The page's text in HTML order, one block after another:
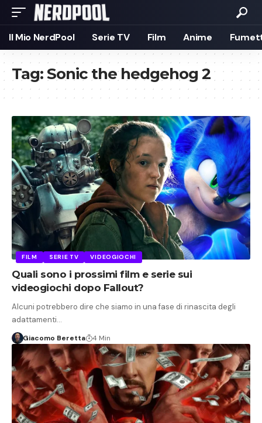
Il Mio NerdPool Serie TV Film Anime
Tag:Sonic the hedgehog 2
FILM SERIE TV VIDEOGIOCHI
Quali sono i prossimi film e serie sui
videogiochi dopo Fallout?
Alcuni potrebbero dire che siamo in una fase di rinascita degli
adattamenti…
Giacomo Beretta 4 Min